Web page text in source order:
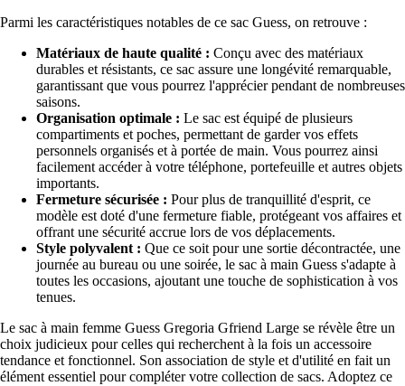
Parmi les caractéristiques notables de ce sac Guess, on retrouve :
Matériaux de haute qualité : Conçu avec des matériaux
durables et résistants, ce sac assure une longévité remarquable,
garantissant que vous pourrez l'apprécier pendant de nombreuses
saisons.
Organisation optimale : Le sac est équipé de plusieurs
compartiments et poches, permettant de garder vos effets
personnels organisés et à portée de main. Vous pourrez ainsi
facilement accéder à votre téléphone, portefeuille et autres objets
importants.
Fermeture sécurisée : Pour plus de tranquillité d'esprit, ce
modèle est doté d'une fermeture fiable, protégeant vos affaires et
offrant une sécurité accrue lors de vos déplacements.
Style polyvalent : Que ce soit pour une sortie décontractée, une
journée au bureau ou une soirée, le sac à main Guess s'adapte à
toutes les occasions, ajoutant une touche de sophistication à vos
tenues.
Le sac à main femme Guess Gregoria Gfriend Large se révèle être un
choix judicieux pour celles qui recherchent à la fois un accessoire
tendance et fonctionnel. Son association de style et d'utilité en fait un
élément essentiel pour compléter votre collection de sacs. Adoptez ce